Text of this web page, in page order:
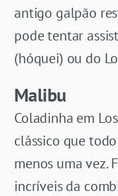
antigo galpão
pode tentar
(hóquei) ou do
Malibu
Coladinha em
clássico que
menos uma vez.
incríveis da